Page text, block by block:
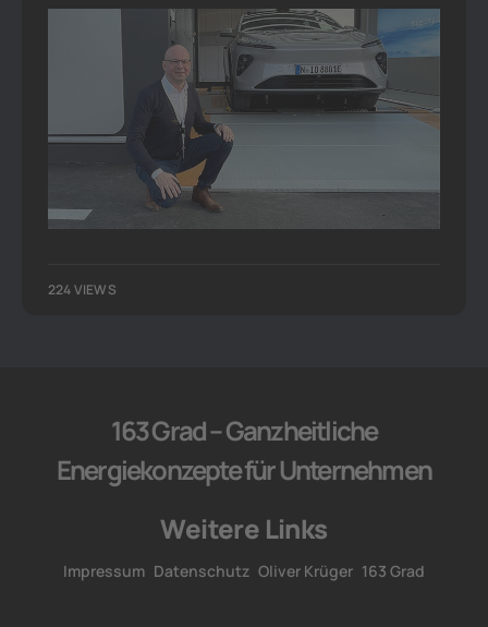
224 VIEWS
163 Grad – Ganzheitliche
Energiekonzepte für Unternehmen
Weitere Links
Impressum Datenschutz Oliver Krüger 163 Grad